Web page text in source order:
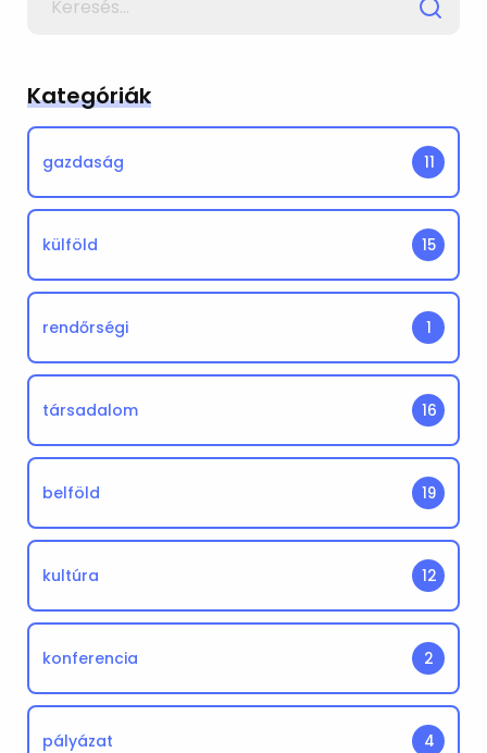
Kategóriák
gazdaság 11
külföld 15
rendőrségi 1
társadalom 16
belföld 19
kultúra 12
konferencia 2
pályázat 4